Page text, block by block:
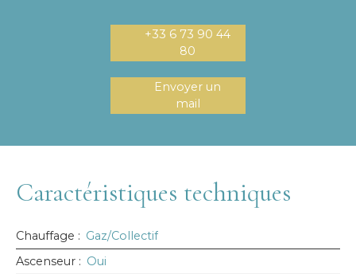
+33 6 73 90 44
80
Envoyer un
mail
Caractéristiques techniques
Chauffage : Gaz/Collectif
Ascenseur : Oui